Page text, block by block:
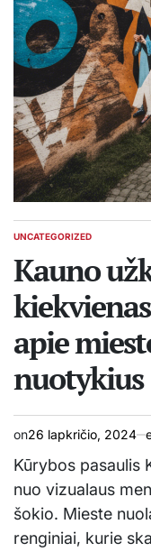
POSTED
UNCATEGORIZED
Kauno
apie
nuotykius
on26 lapkričio, 2024
Kūrybos pasaulis
nuo vizualaus
šokio. Mieste
renginiai, kurie